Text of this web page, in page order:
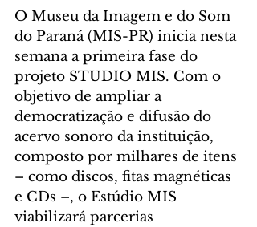
O Museu da Imagem e do Som
do Paraná (MIS-PR) inicia nesta
semana a primeira fase do
projeto STUDIO MIS. Com o
objetivo de ampliar a
democratização e difusão do
acervo sonoro da instituição,
composto por milhares de itens
– como discos, fitas magnéticas
e CDs –, o Estúdio MIS
viabilizará parcerias